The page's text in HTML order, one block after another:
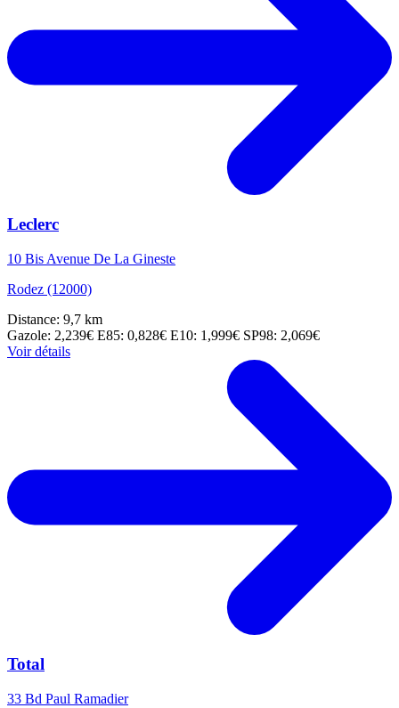
Leclerc
10 Bis Avenue De La Gineste
Rodez (12000)
Distance: 9,7 km
Gazole: 2,239€ E85: 0,828€ E10: 1,999€ SP98: 2,069€
Voir détails
Total
33 Bd Paul Ramadier